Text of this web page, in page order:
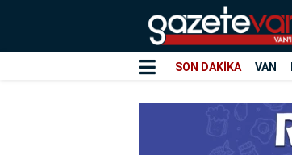
SON DAKİKA VAN